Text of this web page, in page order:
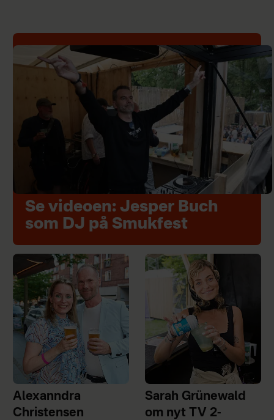
Se videoen: Jesper Buch
som DJ på Smukfest
Alexanndra
Christensen
Sarah Grünewald
om nyt TV 2-